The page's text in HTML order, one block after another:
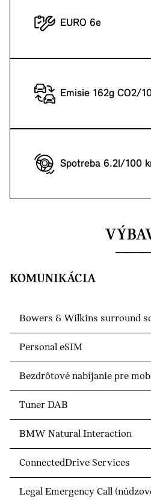
EURO 6e
Emisie 162g CO2/
Spotreba 6.2l/100
KOMUNIKÁCIA
Bowers & Wilkins surround
Personal eSIM
Bezdrôtové nabíjanie pre
Tuner DAB
BMW Natural Interaction
ConnectedDrive Services
Legal Emergency Call